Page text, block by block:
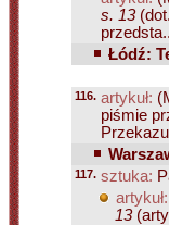
s. 13
Łódź:
116. artykuł:
piśmie
117. sztuka:
artykuł:
13